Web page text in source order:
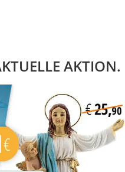
AKTION.